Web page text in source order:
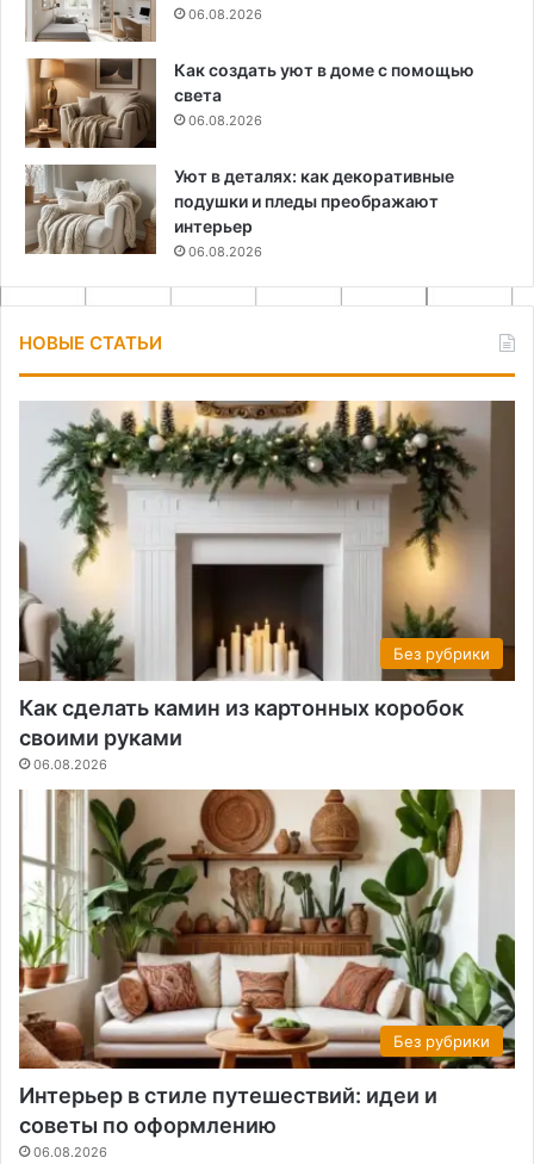
06.08.2026
Как создать уют в доме с помощью
света
06.08.2026
Уют в деталях: как декоративные
подушки и пледы преображают
интерьер
06.08.2026
НОВЫЕ СТАТЬИ
Без рубрики
Как сделать камин из картонных коробок
своими руками
06.08.2026
Без рубрики
Интерьер в стиле путешествий: идеи и
советы по оформлению
06.08.2026